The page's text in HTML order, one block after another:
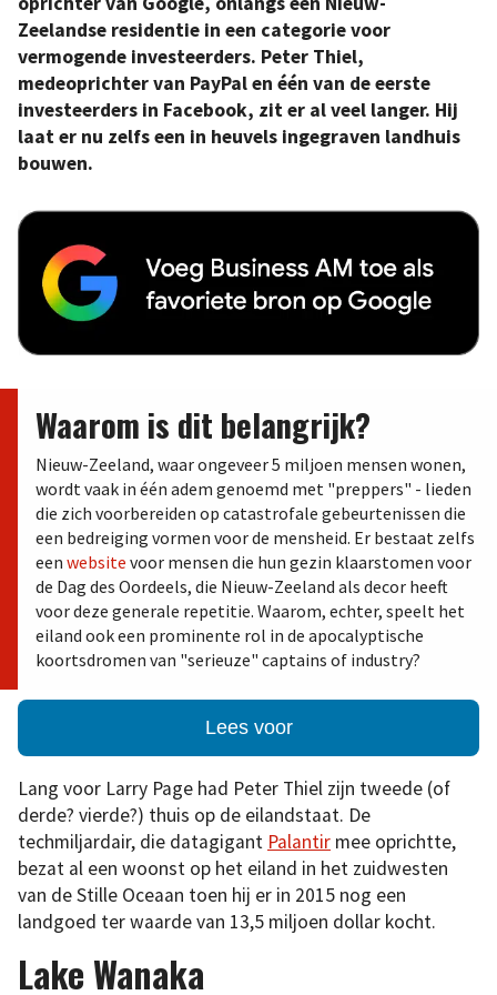
Zeelandse residentie in een categorie voor
vermogende investeerders. Peter Thiel,
medeoprichter van PayPal en één van de eerste
investeerders in Facebook, zit er al veel langer. Hij
laat er nu zelfs een in heuvels ingegraven landhuis
bouwen.
Waarom is dit belangrijk?
Nieuw-Zeeland, waar ongeveer 5 miljoen mensen wonen,
wordt vaak in één adem genoemd met "preppers" - lieden
die zich voorbereiden op catastrofale gebeurtenissen die
een bedreiging vormen voor de mensheid. Er bestaat zelfs
een website voor mensen die hun gezin klaarstomen voor
de Dag des Oordeels, die Nieuw-Zeeland als decor heeft
voor deze generale repetitie. Waarom, echter, speelt het
eiland ook een prominente rol in de apocalyptische
koortsdromen van "serieuze" captains of industry?
Lees voor
Lang voor Larry Page had Peter Thiel zijn tweede (of
derde? vierde?) thuis op de eilandstaat. De
techmiljardair, die datagigant Palantir mee oprichtte,
bezat al een woonst op het eiland in het zuidwesten
van de Stille Oceaan toen hij er in 2015 nog een
landgoed ter waarde van 13,5 miljoen dollar kocht.
Lake Wanaka